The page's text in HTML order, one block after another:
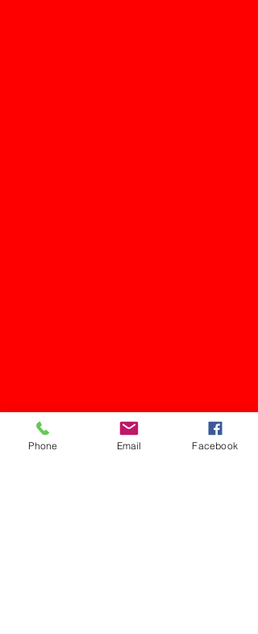
Phone Email Facebook